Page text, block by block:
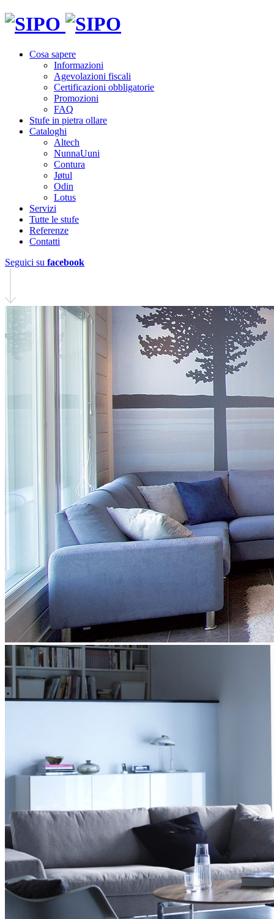
Cosa sapere
Informazioni
Agevolazioni fiscali
Certificazioni obbligatorie
Promozioni
FAQ
Stufe in pietra ollare
Cataloghi
Altech
NunnaUuni
Contura
Jøtul
Odin
Lotus
Servizi
Tutte le stufe
Referenze
Contatti
Seguici su facebook